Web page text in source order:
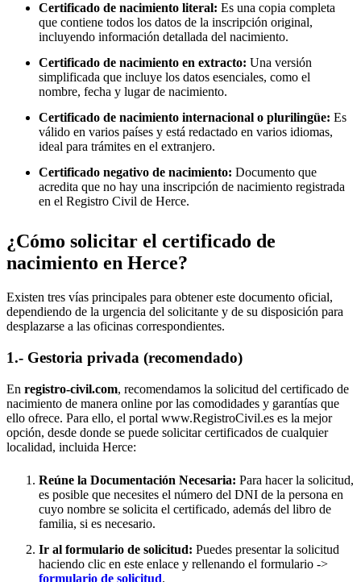
Certificado de nacimiento literal: Es una copia completa
que contiene todos los datos de la inscripción original,
incluyendo información detallada del nacimiento.
Certificado de nacimiento en extracto: Una versión
simplificada que incluye los datos esenciales, como el
nombre, fecha y lugar de nacimiento.
Certificado de nacimiento internacional o plurilingüe: Es
válido en varios países y está redactado en varios idiomas,
ideal para trámites en el extranjero.
Certificado negativo de nacimiento: Documento que
acredita que no hay una inscripción de nacimiento registrada
en el Registro Civil de Herce.
¿Cómo solicitar el certificado de
nacimiento en Herce?
Existen tres vías principales para obtener este documento oficial,
dependiendo de la urgencia del solicitante y de su disposición para
desplazarse a las oficinas correspondientes.
1.- Gestoria privada (recomendado)
En registro-civil.com, recomendamos la solicitud del certificado de
nacimiento de manera online por las comodidades y garantías que
ello ofrece. Para ello, el portal www.RegistroCivil.es es la mejor
opción, desde donde se puede solicitar certificados de cualquier
localidad, incluida Herce:
Reúne la Documentación Necesaria: Para hacer la solicitud,
es posible que necesites el número del DNI de la persona en
cuyo nombre se solicita el certificado, además del libro de
familia, si es necesario.
Ir al formulario de solicitud: Puedes presentar la solicitud
haciendo clic en este enlace y rellenando el formulario ->
formulario de solicitud.